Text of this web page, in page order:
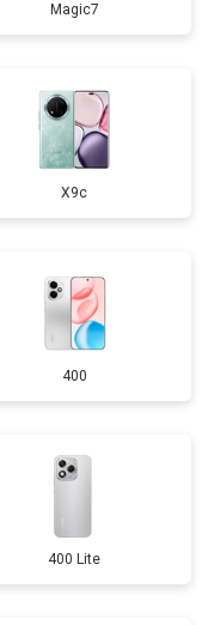
Magic7
X9c
400
400 Lite